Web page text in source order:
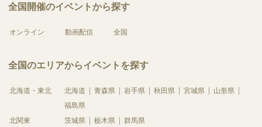
全国開催のイベントから探す
オンライン 動画配信 全国
全国のエリアからイベントを探す
北海道・東北 北海道 青森県 岩手県 秋田県 宮城県
山形県
福島県
北関東
茨城県 栃木県 群馬県